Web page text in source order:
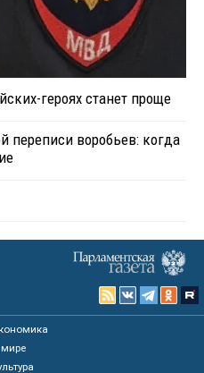
героях станет проще
переписи воробьев: когда